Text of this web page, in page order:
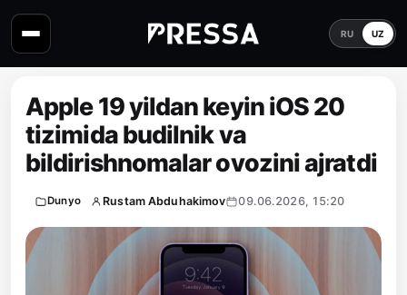
RU UZ
Apple 19 yildan keyin iOS 20
tizimida budilnik va
bildirishnomalar ovozini ajratdi
Dunyo Rustam Abduhakimov 09.06.2026, 15:20